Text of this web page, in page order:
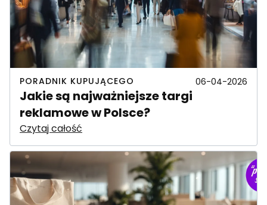
PORADNIK KUPUJĄCEGO 06-04-2026
Jakie są najważniejsze targi
reklamowe w Polsce?
Czytaj całość